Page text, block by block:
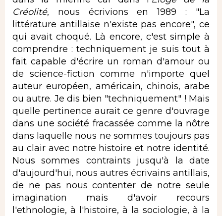
Créolité, nous écrivions en 1989 : "La
littérature antillaise n'existe pas encore", ce
qui avait choqué. Là encore, c'est simple à
comprendre : techniquement je suis tout à
fait capable d'écrire un roman d'amour ou
de science-fiction comme n'importe quel
auteur européen, américain, chinois, arabe
ou autre. Je dis bien "techniquement" ! Mais
quelle pertinence aurait ce genre d'ouvrage
dans une société fracassée comme la nôtre
dans laquelle nous ne sommes toujours pas
au clair avec notre histoire et notre identité.
Nous sommes contraints jusqu'à la date
d'aujourd'hui, nous autres écrivains antillais,
de ne pas nous contenter de notre seule
imagination mais d'avoir recours
l'ethnologie, à l'histoire, à la sociologie, à la